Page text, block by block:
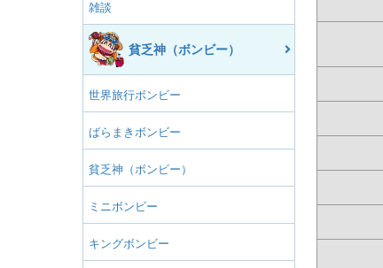
雑談
貧乏神（ボンビー）
世界旅行ボンビー
ばらまきボンビー
貧乏神（ボンビー）
ミニボンビー
キングボンビー